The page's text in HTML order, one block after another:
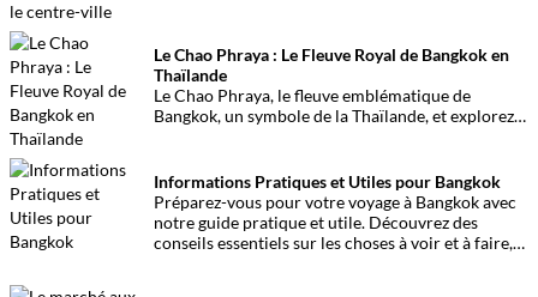
Le Chao Phraya : Le Fleuve Royal de Bangkok en
Thaïlande
Le Chao Phraya, le fleuve emblématique de
Bangkok, un symbole de la Thaïlande, et explorez
Informations Pratiques et Utiles pour Bangkok
Préparez-vous pour votre voyage à Bangkok avec
notre guide pratique et utile. Découvrez des
conseils essentiels sur les choses à voir et à faire,